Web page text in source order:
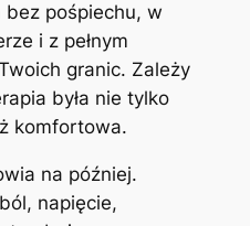
pośpiechu, w
i z pełnym
granic. Zależy
była nie tylko
komfortowa.
na później.
napięcie,